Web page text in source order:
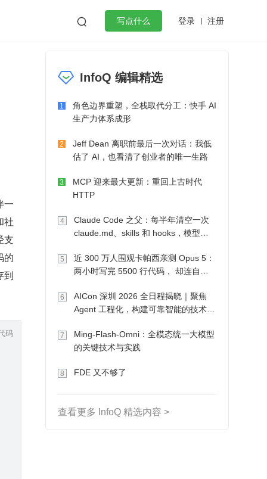
 写点什么 登录 注册
微服务架构 flutter
一
社
支
的
到
码
InfoQ 编辑精选
1
角色边界重塑，全栈取代分工：快手 AI
生产力体系成形
2
Jeff Dean 离职前最后一次对话：我低
估了 AI，也看清了创业者的唯一生路
3
MCP 迎来最大更新：重回上古时代
HTTP
4
Claude Code 之父：每半年清空一次
claude.md、skills 和 hooks，模型自
5
近 300 万人围观卡帕西亲测 Opus 5：
两小时写完 5500 行代码， 却连自己
6
AICon 深圳 2026 全日程揭晓｜聚焦
Agent 工程化，构建可靠智能的技术路
7
Ming-Flash-Omni：全模态统一大模型
的关键技术与实践
8 FDE 又不够了
查看更多 InfoQ 精选内容 >